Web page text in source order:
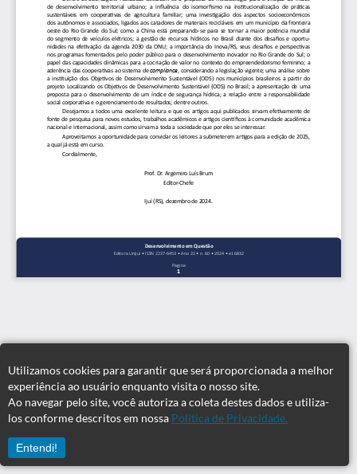
Utilizamos cookies para garantir que será proporcionada a melhor
experiência ao usuário enquanto visita o nosso site.
Ao navegar pelo site, você autoriza a coleta destes dados e utiliza-
los conforme descritos em nossa Política de Privacidade.
Entendi!